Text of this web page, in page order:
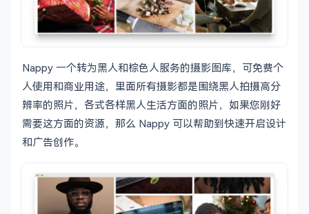
Nappy 一个转为黑人和棕色人服务的摄影图库，可免费个
人使用和商业用途，里面所有摄影都是围绕黑人拍摄高分
辨率的照片，各式各样黑人生活方面的照片，如果您刚好
需要这方面的资源，那么 Nappy 可以帮助到快速开启设计
和广告创作。